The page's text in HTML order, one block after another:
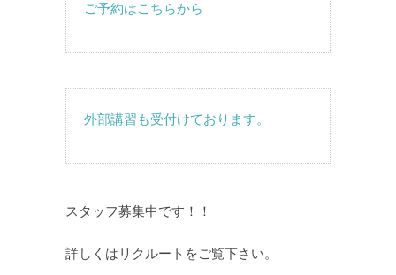
ご予約はこちらから
外部講習も受付けております。
スタッフ募集中です！！
詳しくはリクルートをご覧下さい。